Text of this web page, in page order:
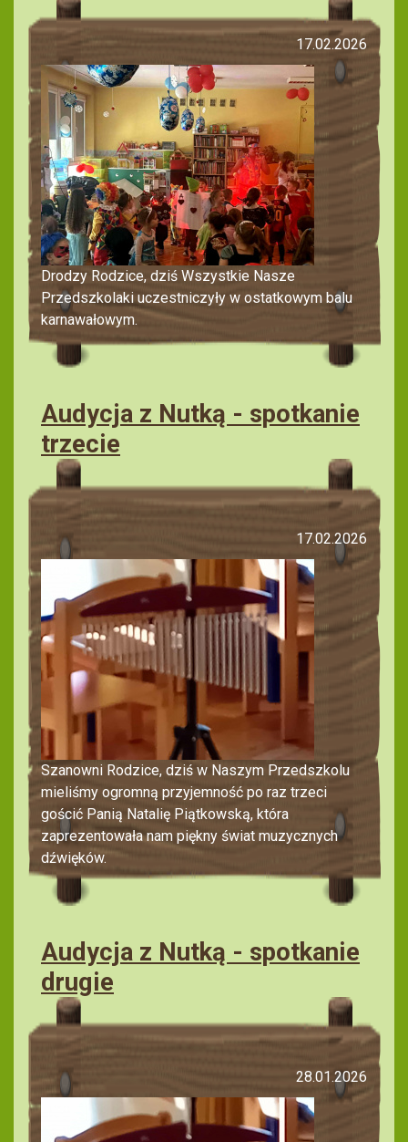
17.02.2026
Drodzy Rodzice, dziś Wszystkie Nasze
Przedszkolaki uczestniczyły w ostatkowym balu
karnawałowym.
Audycja z Nutką - spotkanie
trzecie
17.02.2026
Szanowni Rodzice, dziś w Naszym Przedszkolu
mieliśmy ogromną przyjemność po raz trzeci
gościć Panią Natalię Piątkowską, która
zaprezentowała nam piękny świat muzycznych
dźwięków.
Audycja z Nutką - spotkanie
drugie
28.01.2026